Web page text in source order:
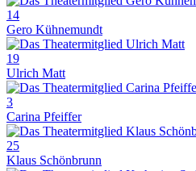
14
Gero Kühnemundt
19
Ulrich Matt
3
Carina Pfeiffer
25
Klaus Schönbrunn